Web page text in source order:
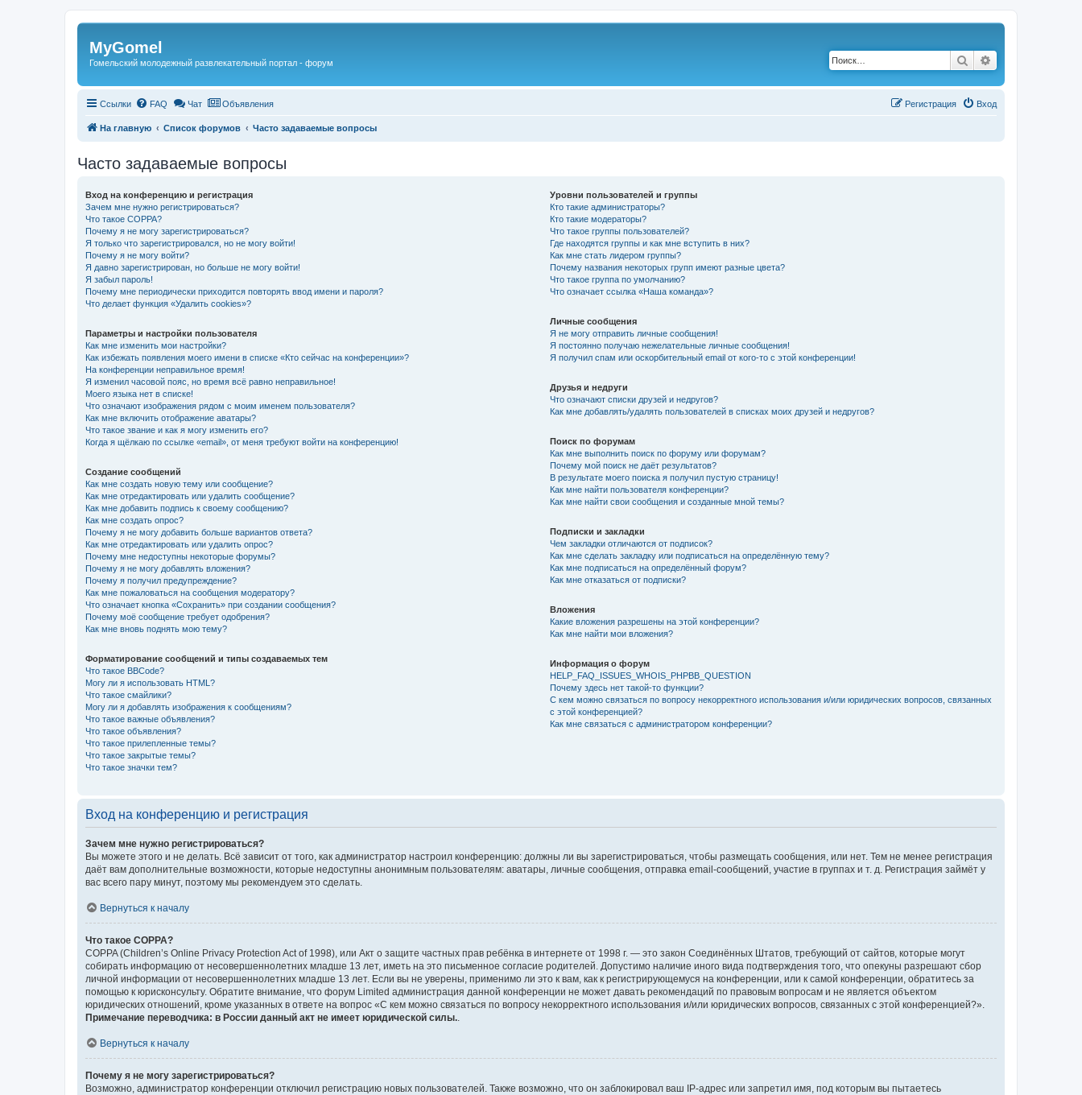
Регистрация
MyGomel
Гомельский молодежный развлекательный портал - форум Поиск
Ссылки FAQ Чат Объявления Вход
Регистрация
На главную Список форумов Часто задаваемые вопросы
Часто задаваемые вопросы
Вход на конференцию и регистрация
Зачем мне нужно регистрироваться?
Что такое COPPA?
Почему я не могу зарегистрироваться?
Я только что зарегистрировался, но не могу войти!
Почему я не могу войти?
Я давно зарегистрирован, но больше не могу войти!
Я забыл пароль!
Почему мне периодически приходится повторять ввод имени и пароля?
Что делает функция «Удалить cookies»?
Параметры и настройки пользователя
Как мне изменить мои настройки?
Как избежать появления моего имени в списке «Кто сейчас на конференции»?
На конференции неправильное время!
Я изменил часовой пояс, но время всё равно неправильное!
Моего языка нет в списке!
Что означают изображения рядом с моим именем пользователя?
Как мне включить отображение аватары?
Что такое звание и как я могу изменить его?
Когда я щёлкаю по ссылке «email», от меня требуют войти на конференцию!
Создание сообщений
Как мне создать новую тему или сообщение?
Как мне отредактировать или удалить сообщение?
Как мне добавить подпись к своему сообщению?
Как мне создать опрос?
Почему я не могу добавить больше вариантов ответа?
Как мне отредактировать или удалить опрос?
Почему мне недоступны некоторые форумы?
Почему я не могу добавлять вложения?
Почему я получил предупреждение?
Как мне пожаловаться на сообщения модератору?
Что означает кнопка «Сохранить» при создании сообщения?
Почему моё сообщение требует одобрения?
Как мне вновь поднять мою тему?
Форматирование сообщений и типы создаваемых тем
Что такое BBCode?
Могу ли я использовать HTML?
Что такое смайлики?
Могу ли я добавлять изображения к сообщениям?
Что такое важные объявления?
Что такое объявления?
Что такое прилепленные темы?
Что такое закрытые темы?
Что такое значки тем?
Уровни пользователей и группы
Кто такие администраторы?
Кто такие модераторы?
Что такое группы пользователей?
Где находятся группы и как мне вступить в них?
Как мне стать лидером группы?
Почему названия некоторых групп имеют разные цвета?
Что такое группа по умолчанию?
Что означает ссылка «Наша команда»?
Личные сообщения
Я не могу отправить личные сообщения!
Я постоянно получаю нежелательные личные сообщения!
Я получил спам или оскорбительный email от кого-то с этой конференции!
Друзья и недруги
Что означают списки друзей и недругов?
Как мне добавлять/удалять пользователей в списках моих друзей и недругов?
Поиск по форумам
Как мне выполнить поиск по форуму или форумам?
Почему мой поиск не даёт результатов?
В результате моего поиска я получил пустую страницу!
Как мне найти пользователя конференции?
Как мне найти свои сообщения и созданные мной темы?
Подписки и закладки
Чем закладки отличаются от подписок?
Как мне сделать закладку или подписаться на определённую тему?
Как мне подписаться на определённый форум?
Как мне отказаться от подписки?
Вложения
Какие вложения разрешены на этой конференции?
Как мне найти мои вложения?
Информация о форум
HELP_FAQ_ISSUES_WHOIS_PHPBB_QUESTION
Почему здесь нет такой-то функции?
С кем можно связаться по вопросу некорректного использования и/или юридических вопросов, связанных
с этой конференцией?
Как мне связаться с администратором конференции?
Вход на конференцию и регистрация
Зачем мне нужно регистрироваться?
Вы можете этого и не делать. Всё зависит от того, как администратор настроил конференцию: должны ли вы зарегистрироваться, чтобы размещать сообщения, или нет. Тем не менее регистрация
даёт вам дополнительные возможности, которые недоступны анонимным пользователям: аватары, личные сообщения, отправка email-сообщений, участие в группах и т. д. Регистрация займёт у
вас всего пару минут, поэтому мы рекомендуем это сделать.
Вернуться к началу
Что такое COPPA?
COPPA (Children’s Online Privacy Protection Act of 1998), или Акт о защите частных прав ребёнка в интернете от 1998 г. — это закон Соединённых Штатов, требующий от сайтов, которые могут
собирать информацию от несовершеннолетних младше 13 лет, иметь на это письменное согласие родителей. Допустимо наличие иного вида подтверждения того, что опекуны разрешают сбор
личной информации от несовершеннолетних младше 13 лет. Если вы не уверены, применимо ли это к вам, как к регистрирующемуся на конференции, или к самой конференции, обратитесь за
помощью к юрисконсульту. Обратите внимание, что форум Limited администрация данной конференции не может давать рекомендаций по правовым вопросам и не является объектом
юридических отношений, кроме указанных в ответе на вопрос «С кем можно связаться по вопросу некорректного использования и/или юридических вопросов, связанных с этой конференцией?».
Примечание переводчика: в России данный акт не имеет юридической силы.
Вернуться к началу
Почему я не могу зарегистрироваться?
Возможно, администратор конференции отключил регистрацию новых пользователей. Также возможно, что он заблокировал ваш IP-адрес или запретил имя, под которым вы пытаетесь